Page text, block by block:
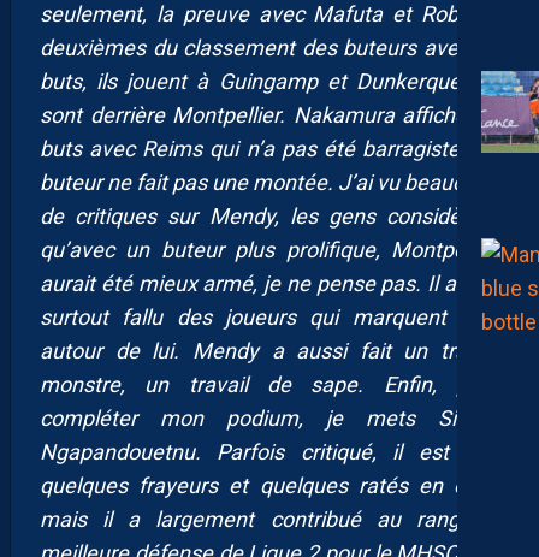
seulement, la preuve avec Mafuta et Robinet,
deuxièmes du classement des buteurs avec 15
buts, ils jouent à Guingamp et Dunkerque qui
sont derrière Montpellier. Nakamura affiche 14
buts avec Reims qui n’a pas été barragiste. Un
buteur ne fait pas une montée. J’ai vu beaucoup
de critiques sur Mendy, les gens considèrent
qu’avec un buteur plus prolifique, Montpellier
aurait été mieux armé, je ne pense pas. Il aurait
surtout fallu des joueurs qui marquent plus
autour de lui. Mendy a aussi fait un travail
monstre, un travail de sape. Enfin, pour
compléter mon podium, je mets Simon
Ngapandouetnu. Parfois critiqué, il est vrai
quelques frayeurs et quelques ratés en effet
mais il a largement contribué au rang de